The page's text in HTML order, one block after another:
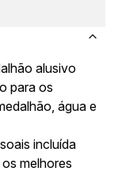
alusivo
para os
água e
incluída
melhores